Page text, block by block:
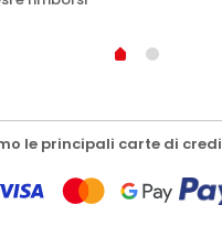
le principali carte di